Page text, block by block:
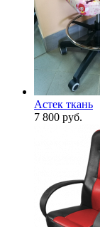
Астек ткань
7 800 руб.